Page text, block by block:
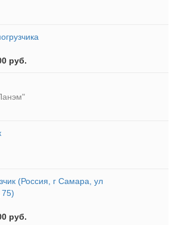
руб.
(Россия, г Самара, ул
руб.